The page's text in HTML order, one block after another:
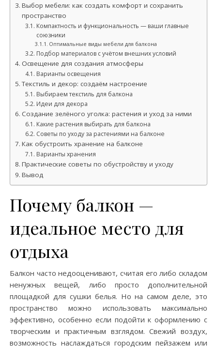
Выбор мебели: как создать комфорт и сохранить
пространство
Компактность и функциональность — ваши главные
союзники
Оптимальные виды мебели для балкона
Подбор материалов с учётом внешних условий
Освещение для создания атмосферы
Варианты освещения
Текстиль и декор: создаём настроение
Выбираем текстиль для балкона
Идеи для декора
Создание зелёного уголка: растения и уход за ними
Какие растения выбирать для балкона
Советы по уходу за растениями на балконе
Как обустроить хранение на балконе
Варианты хранения
Практические советы по обустройству и уходу
Вывод
Почему балкон —
идеальное место для
отдыха
Балкон часто недооценивают, считая его либо складом
ненужных вещей, либо просто дополнительной
площадкой для сушки белья. Но на самом деле, это
пространство можно использовать максимально
эффективно, особенно если подойти к оформлению с
творческим и практичным взглядом. Свежий воздух,
возможность наслаждаться городским пейзажем или